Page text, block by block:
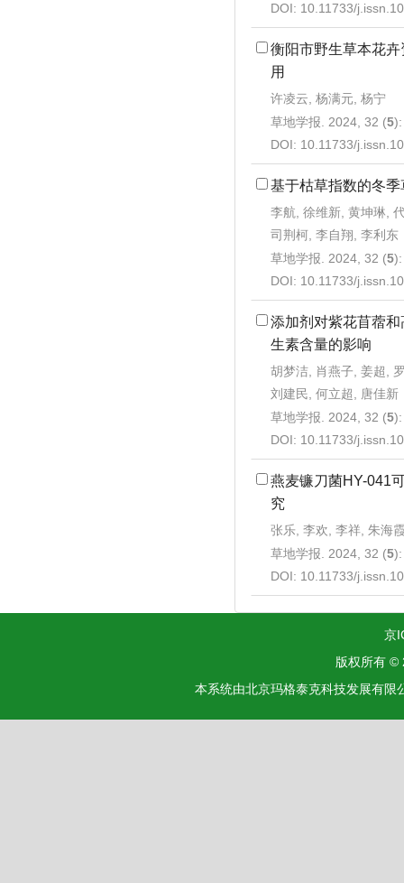
DOI: 10.11733/
衡阳市野生草本花
用
许凌云, 杨满元, 杨宁
草地学报. 2024, 32 (5
DOI: 10.11733/
基于枯草指数的冬
李航, 徐维新, 黄坤琳,
司荆柯, 李自翔, 李利东
草地学报. 2024, 32 (5
DOI: 10.11733/
添加剂对紫花苜蓿
生素含量的影响
胡梦洁, 肖燕子, 姜超,
刘建民, 何立超, 唐佳新
草地学报. 2024, 32 (5
DOI: 10.11733/
燕麦镰刀菌HY-041
究
张乐, 李欢, 李祥, 朱海
草地学报. 2024, 32 (5
DOI: 10.11733/
京
版权所有 ©
本系统由北京玛格泰克科技发展有